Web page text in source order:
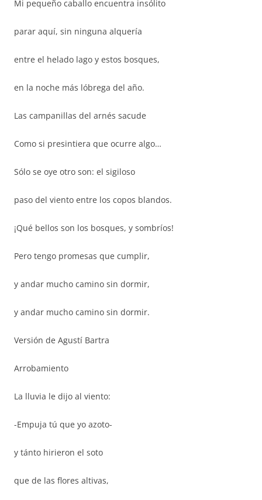
Mi pequeño caballo encuentra insólito
parar aquí, sin ninguna alquería
entre el helado lago y estos bosques,
en la noche más lóbrega del año.
Las campanillas del arnés sacude
Como si presintiera que ocurre algo…
Sólo se oye otro son: el sigiloso
paso del viento entre los copos blandos.
¡Qué bellos son los bosques, y sombríos!
Pero tengo promesas que cumplir,
y andar mucho camino sin dormir,
y andar mucho camino sin dormir.
Versión de Agustí Bartra
Arrobamiento
La lluvia le dijo al viento:
-Empuja tú que yo azoto-
y tánto hirieron el soto
que de las flores altivas,